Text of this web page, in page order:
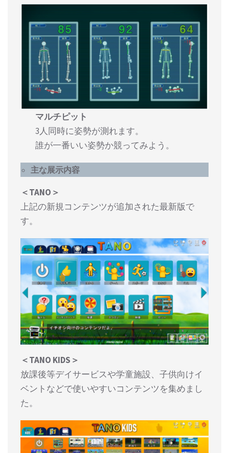
マルチピット
3人同時に姿勢が測れます。
誰が一番いい姿勢か競ってみよう。
主な展示内容
＜TANO＞
上記の新規コンテンツが追加された最新版で
す。
＜TANO KIDS＞
放課後等デイサービスや学童施設、子供向けイ
ベントなどで使いやすいコンテンツを集めまし
た。